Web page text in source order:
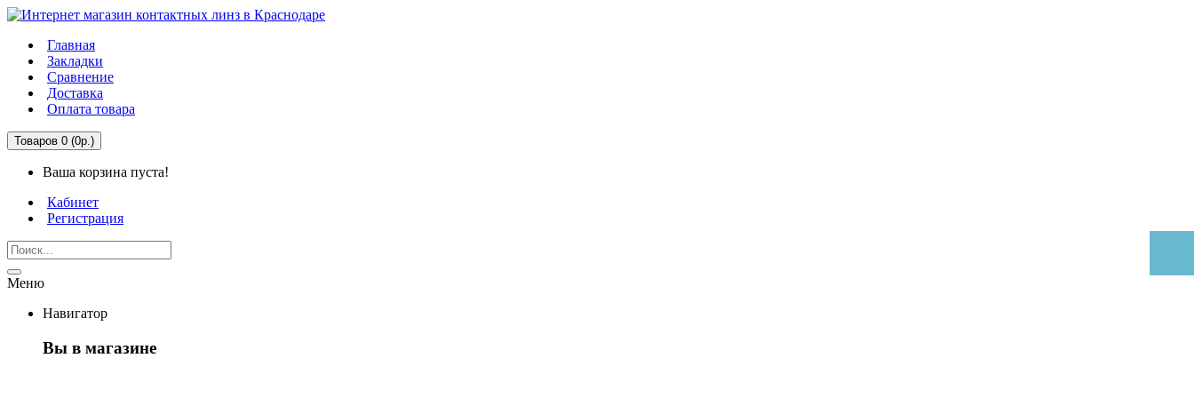
Главная
Закладки
Сравнение
Доставка
Оплата товара
Товаров 0 (0р.)
Ваша корзина пуста!
Кабинет
Регистрация
Меню
Навигатор
Вы в магазине